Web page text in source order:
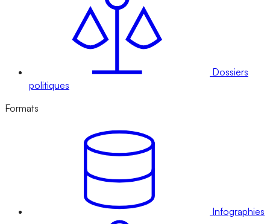
Dossiers
politiques
Formats
Infographies